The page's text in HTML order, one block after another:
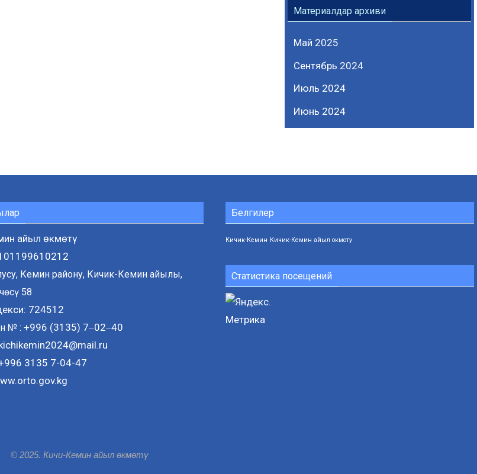
Материалдар архиви
Май 2025
Сентябрь 2024
Июль 2024
Июнь 2024
айыл өкмөтү
Кемин району, Кичик-Кемин айылы,
58
724512
№ : +996 (3135) 7‒02‒40
3135 7-04-47
Белгилер
Кичик-Кемин Кичик-Кемин айыл окмоту
Статистика посещений
© 2025. Кичи-Кемин айыл өкмөтү